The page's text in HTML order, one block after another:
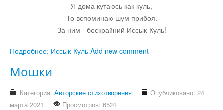
Я дома кутаюсь как куль,
То вспоминаю шум прибоя.
За ним - бескрайний Иссык-Куль!
Подробнее: Иссык-Куль Add new comment
Мошки
Категория: Авторские стихотворения
Опубликовано: 24
марта 2021
Просмотров: 6524